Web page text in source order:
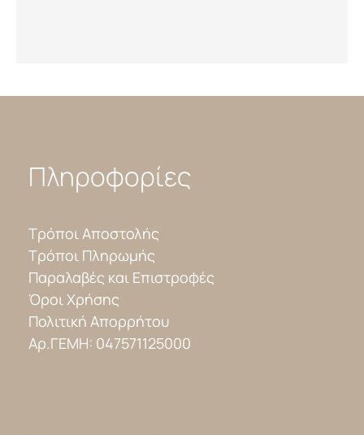
Πληροφορίες
Τρόποι Αποστολής
Τρόποι Πληρωμής
Παραλαβές και Επιστροφές
Όροι Χρήσης
Πολιτική Απορρήτου
Αρ.ΓΕΜΗ: 047571125000